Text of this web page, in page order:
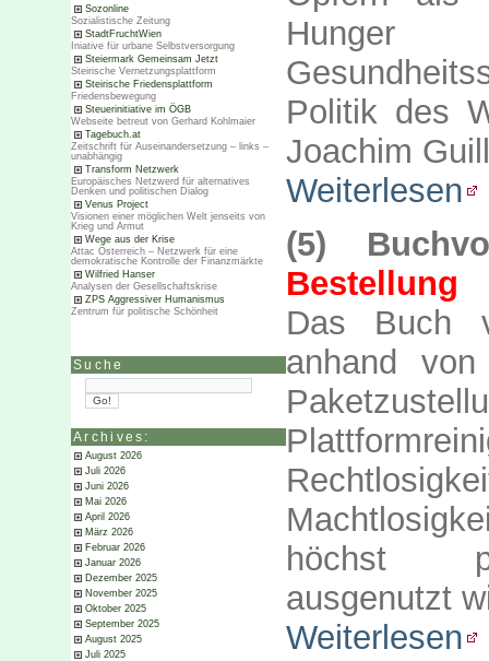
Sozonline
Sozialistische Zeitung
StadtFruchtWien
Iniative für urbane Selbstversorgung
Steiermark Gemeinsam Jetzt
Steirische Vernetzungsplattform
Steirische Friedensplattform
Friedensbewegung
Steuerinitiative im ÖGB
Webseite betreut von Gerhard Kohlmaier
Tagebuch.at
Zeitschrift für Auseinandersetzung – links –
unabhängig
Transform Netzwerk
Europäisches Netzwerd für alternatives
Denken und politischen Dialog
Venus Project
Visionen einer möglichen Welt jenseits von
Krieg und Armut
Wege aus der Krise
Attac Österreich – Netzwerk für eine
demokratische Kontrolle der Finanzmärkte
Wilfried Hanser
Analysen der Gesellschaftskrise
ZPS Aggressiver Humanismus
Zentrum für politische Schönheit
Suche
Archives:
August 2026
Juli 2026
Juni 2026
Mai 2026
April 2026
März 2026
Februar 2026
Januar 2026
Dezember 2025
November 2025
Oktober 2025
September 2025
August 2025
Juli 2025
Hunger
Politik des
Joachim
Weiterlesen
(5)
Bestellung
Das Buch
anhand
höchst
ausgenutzt
Weiterlesen